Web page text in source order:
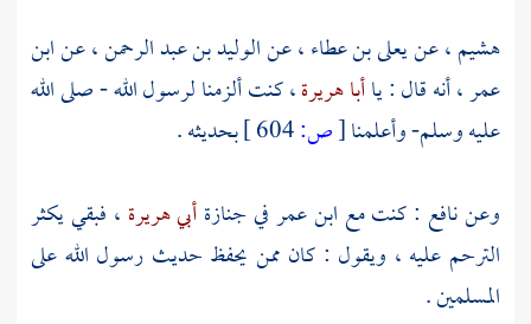
هشيم، عنيعلى بن عطاء، عنالوليد بن عبد الرحمن، عنابن
عمر، أنه قال : ياأبا هريرة، كنت ألزمنا لرسول الله - صلى الله
عليه وسلم- وأعلمنا[ص:
بحديثه .
وعننافع : كنت مع ابن عمرفي جنازةأبي هريرة ، فبقي يكثر
الترحم عليه ، ويقول : كان ممن يحفظ حديث رسول الله على
المسلمين .